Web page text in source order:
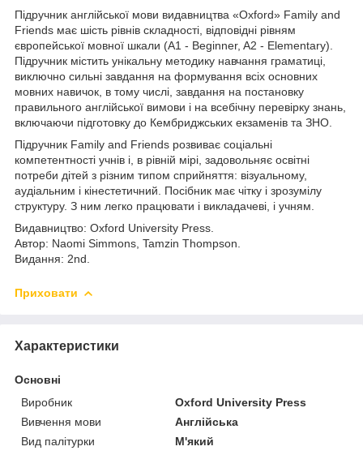
Підручник англійської мови видавництва «Oxford» Family and
Friends має шість рівнів складності, відповідні рівням
європейської мовної шкали (A1 - Beginner, A2 - Elementary).
Підручник містить унікальну методику навчання граматиці,
виключно сильні завдання на формування всіх основних
мовних навичок, в тому числі, завдання на постановку
правильного англійської вимови і на всебічну перевірку знань,
включаючи підготовку до Кембриджських екзаменів та ЗНО.
Підручник Family and Friends розвиває соціальні
компетентності учнів і, в рівній мірі, задовольняє освітні
потреби дітей з різним типом сприйняття: візуальному,
аудіальним і кінестетичний. Посібник має чітку і зрозумілу
структуру. З ним легко працювати і викладачеві, і учням.
Видавництво: Oxford University Press.
Автор: Naomi Simmons, Tamzin Thompson.
Видання: 2nd.
Приховати
Характеристики
Основні
Виробник
Oxford University Press
Вивчення мови
Англійська
Вид палітурки
М'який